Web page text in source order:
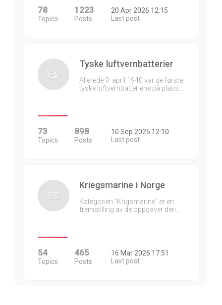
78
Topics
1223
Posts
20 Apr 2026 12:15
Last post
Tyske luftvernbatterier
Allerede 9. april 1940 var de første
tyske luftvernbatteriene på plass…
73
Topics
898
Posts
10 Sep 2025 12:10
Last post
Kriegsmarine i Norge
Kategorien "Krigsmarine" er en
fremstilling av de oppgaver den…
54
Topics
465
Posts
16 Mar 2026 17:51
Last post